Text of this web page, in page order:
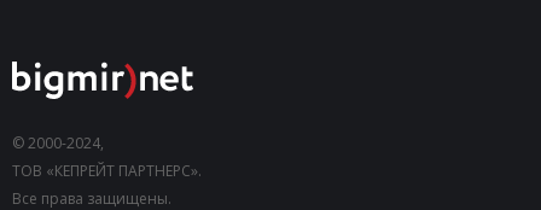
© 2000-2024,
ТОВ «КЕПРЕЙТ ПАРТНЕРС».
Все права защищены.